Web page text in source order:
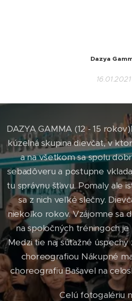
Dazya
16.01.2021
DAZYA GAMMA (12 - 15
kúzelná skupina dievčat, v
a na všetkom sa spolu
sebadôveru a postupne
tu správnu šťavu. Pomaly ale
sa z nich veľké slečny.
niekoľko rokov. Vzájomne sa
na spoločných tréningoch je
Medzi tie naj súťažné úspechy
choreografiou Nákupné
choreografiu Bašavel na
Celú fotogalériu